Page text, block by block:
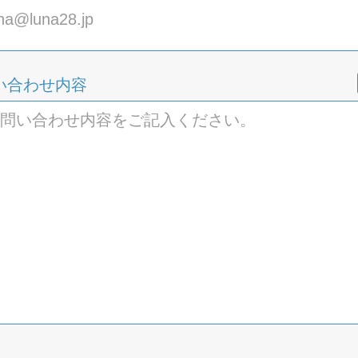
合わせ内容